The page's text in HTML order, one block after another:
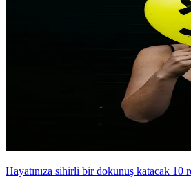
Hayatınıza sihirli bir dokunuş katacak 10